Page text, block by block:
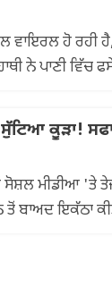
ਹੋ ਰਹੀ ਹੈ,
ਨੇ ਪਾਣੀ ਵਿੱਚ
ਕੂੜਾ!
ਮੀਡੀਆ 'ਤੇ
ਬਾਅਦ ਇਕੱਠਾ